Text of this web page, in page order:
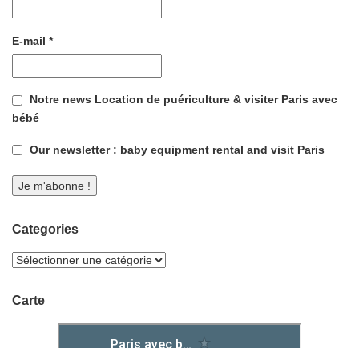
E-mail *
Notre news Location de puériculture & visiter Paris avec
bébé
Our newsletter : baby equipment rental and visit Paris
Categories
Carte